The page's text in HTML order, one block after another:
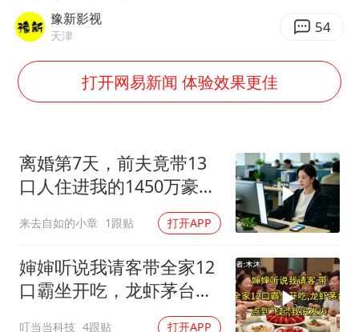
央视新主播李秋莹孙亚鹏亮相
夏日经济乘“热”而上 消费市场向“新”而行
宇树王兴兴被问了360多个问题
全民健身事业高质量发展
唐田赛前发布会上引用《孙子兵法》
乐享全民健身 共筑健康中国
豫新影视
天津 54
打开网易新闻 体验效果更佳
离婚第7天，前夫竟带13
口人住进我的1450万豪
来去自如的小章 1跟贴 打开APP
婶婶听说我请客带全家12
口霸坐开吃，龙虾茅台点
叮当当科技 4跟贴 打开APP